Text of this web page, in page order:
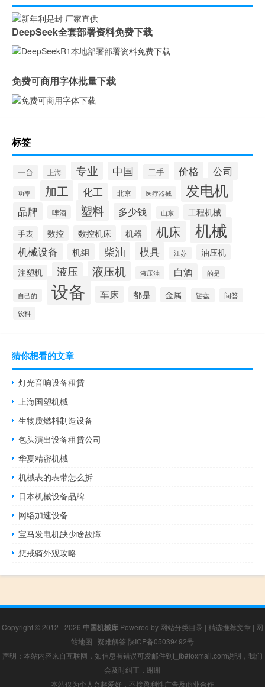
DeepSeek全套部署资料免费下载
免费可商用字体批量下载
标签
一台 上海 专业 中国 二手 价格 公司
功率 加工 化工 北京 医疗器械 发电机
品牌 啤酒 塑料 多少钱 山东 工程机械
手表 数控 数控机床 机器 机床 机械
机械设备 机组 柴油 模具 江苏
油压机
注塑机
液压 液压机 液压油 白酒 的是
自己的 设备 车床 都是 金属 键盘 问答
饮料
猜你想看的文章
灯光音响设备租赁
上海国塑机械
生物质燃料制造设备
包头演出设备租赁公司
华夏精密机械
机械表的表带怎么拆
日本机械设备品牌
网络加速设备
宝马发电机缺少啥故障
惩戒骑外观攻略
Copyright © 2012 - 2026 中国机械库 Powered by 网站分类目录 | 精选推荐文章 | 网
站地图 | 疑难解答 陕ICP备05039492号
声明：本站内容来自互联网，如信息有错误可发邮件到f_fb#foxmail.com说明，我们
会及时纠正，谢谢
本站仅为个人兴趣爱好，不接盈利性广告及商业合作